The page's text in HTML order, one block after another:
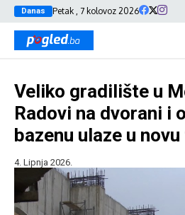
Danas Petak , 7 kolovoz 2026
Veliko gradilište u
Radovi na dvorani i
bazenu ulaze u
4. Lipnja 2026.